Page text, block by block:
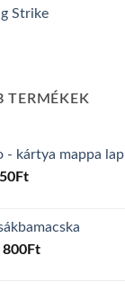
Strike
TERMÉKEK
- kártya mappa lap
FtCurrent
150Ft.
Original
800FtCurrent